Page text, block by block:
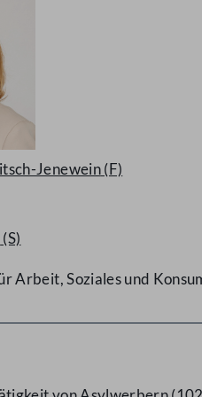
Jenewein(F)
(S)
Arbeit, Soziales und